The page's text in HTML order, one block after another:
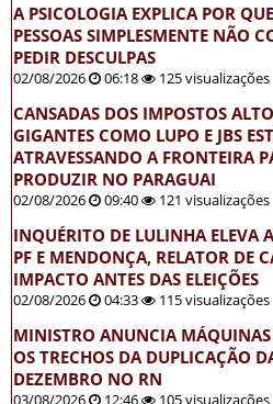
A PSICOLOGIA EXPLICA POR
PESSOAS SIMPLESMENTE NÃO
PEDIR DESCULPAS
02/08/2026 06:18 125 visualizações
CANSADAS DOS IMPOSTOS
GIGANTES COMO LUPO E JBS
ATRAVESSANDO A FRONTEIRA
PRODUZIR NO PARAGUAI
02/08/2026 09:40 121 visualizações
INQUÉRITO DE LULINHA ELEVA
PF E MENDONÇA, RELATOR DE
IMPACTO ANTES DAS ELEIÇÕES
02/08/2026 04:33 115 visualizações
MINISTRO ANUNCIA
OS TRECHOS DA DUPLICAÇÃO
DEZEMBRO NO RN
03/08/2026 12:46 105 visualizações